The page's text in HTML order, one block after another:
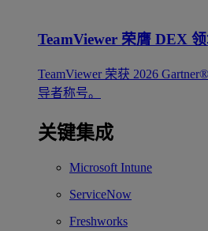
TeamViewer 荣膺 DEX
TeamViewer 荣获 2026
导者称号。
关键集成
Microsoft Intune
ServiceNow
Freshworks